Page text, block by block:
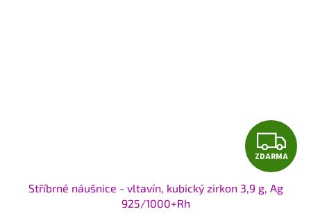
Z
D
ZDARMA
Stříbrné náušnice - vltavín, kubický zirkon 3,9 g, Ag
925/1000+Rh